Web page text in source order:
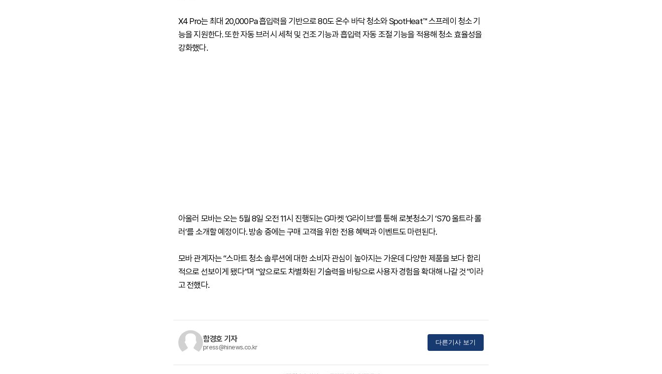
X4 Pro는 최대 20,000Pa 흡입력을 기반으로 80도 온수 바닥 청소와 SpotHeat™ 스프레이 청소 기
능을 지원한다. 또한 자동 브러시 세척 및 건조 기능과 흡입력 자동 조절 기능을 적용해 청소 효율성을
강화했다.
아울러 모바는 오는 5월 8일 오전 11시 진행되는 G마켓 ‘G라이브’를 통해 로봇청소기 ‘S70 울트라 롤
러’를 소개할 예정이다. 방송 중에는 구매 고객을 위한 전용 혜택과 이벤트도 마련된다.
모바 관계자는 “스마트 청소 솔루션에 대한 소비자 관심이 높아지는 가운데 다양한 제품을 보다 합리
적으로 선보이게 됐다”며 “앞으로도 차별화된 기술력을 바탕으로 사용자 경험을 확대해 나갈 것”이라
고 전했다.
함경호 기자
press@hinews.co.kr
다른기사 보기